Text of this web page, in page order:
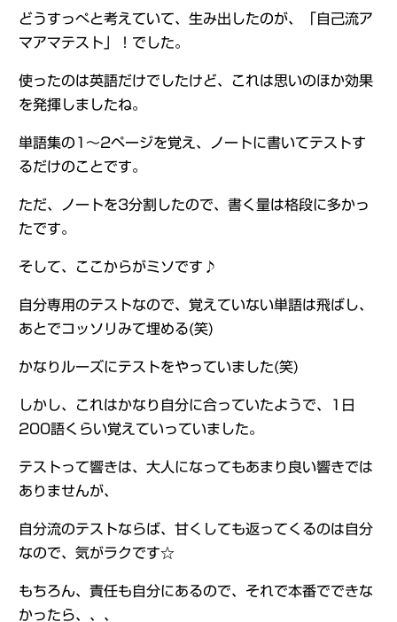
どうすっぺと考えていて、生み出したのが、「自己流ア
マアマテスト」！でした。
使ったのは英語だけでしたけど、これは思いのほか効果
を発揮しましたね。
単語集の1～2ページを覚え、ノートに書いてテストす
るだけのことです。
ただ、ノートを3分割したので、書く量は格段に多かっ
たです。
そして、ここからがミソです♪
自分専用のテストなので、覚えていない単語は飛ばし、
あとでコッソリみて埋める(笑)
かなりルーズにテストをやっていました(笑)
しかし、これはかなり自分に合っていたようで、1日
200語くらい覚えていっていました。
テストって響きは、大人になってもあまり良い響きでは
ありませんが、
自分流のテストならば、甘くしても返ってくるのは自分
なので、気がラクです☆
もちろん、責任も自分にあるので、それで本番でできな
かったら、、、